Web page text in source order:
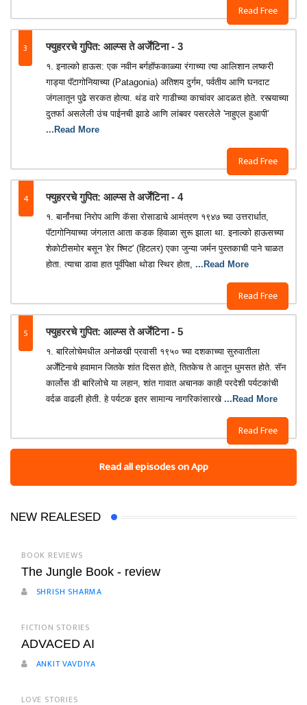
Read Free
3 फ्युहररचे गुपित: आल्प्स ते अर्जेंटिना - 3
Read Free
१. इनाल्को हाऊस: एक नवीन बर्गहॉफकाळ्या रंगाच्या त्या आलिशान लष्करी
गाड्या पॅटागोनियाच्या (Patagonia) अतिशय दुर्गम, पर्वतीय आणि घनदाट
जंगलातून पुढे सरकत होत्या. थंड वारे गाडीच्या काचांवर आदळत होते. रस्त्याच्या
दुतर्फा असलेली उंच पाईनची झाडे आणि लांबवर पसरलेले 'नाहुएल हुआपी'
...Read More
4 फ्युहररचे गुपित: आल्प्स ते अर्जेंटिना - 4
Read Free
१. बार्नॉनचा निरोप आणि कॅसा रोसाडाचे आमंत्रण १९४७ च्या उत्तरार्धात,
पॅटागोनियाच्या जंगलात आता कडक हिवाळा सुरू झाला था. इनाल्को हाऊसच्या
शेकोटीसमोर बसून 'हेर श्मिट' (हिटलर) एका जुन्या जर्मन पुस्तकाची पाने चाळत
होता. त्याचा डावा हात पूर्वीपेक्षा थोडा स्थिर होता, ...Read More
5 फ्युहररचे गुपित: आल्प्स ते अर्जेंटिना - 5
Read Free
१. बारिलोचेमधील अनोळखी प्रवासी १९५० च्या दशकाच्या सुरुवातीला
अर्जेंटिनाचे हवामान जितके शांत दिसत होते, तितकेच ते आतून धुमसत होते. सॅन
कार्लोस डी बारिलोचे या लहान, शांत गावात अचानक काही परदेशी पर्यटकांची
वर्दळ वाढली होती. हे पर्यटक इतर सामान्य नागरिकांसारखे ...Read More
Read all episodes on App
NEW REALESED
BOOK REVIEWS
The Jungle Book - review
SHRISH SHARMA
FICTION STORIES
ADVACED AI
ANKIT VAVDIYA
LOVE STORIES